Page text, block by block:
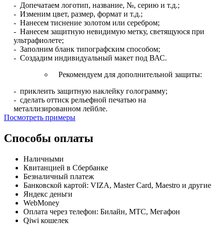
- Допечатаем логотип, название, №, серию и т.д.;
- Изменим цвет, размер, формат и т.д.;
- Нанесем тиснение золотом или серебром;
- Нанесем защитную невидимую метку, светящуюся при
ультрафиолете;
- Заполним бланк типографским способом;
- Создадим индивидуальный макет под ВАС.
Рекомендуем для дополнительной защиты:
- приклеить защитную наклейку голограмму;
- сделать оттиск рельефной печатью на
металлизированном лейбле.
Посмотреть примеры
Способы оплаты
Наличными
Квитанцией в Сбербанке
Безналичный платеж
Банковской картой: VIZA, Master Card, Maestro и другие
Яндекс деньги
WebMoney
Оплата через телефон: Билайн, МТС, Мегафон
Qiwi кошелек